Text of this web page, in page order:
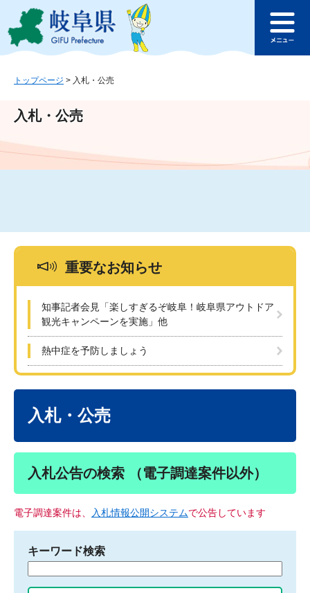
ジ
ュ
文
このページの本文へ
ュ
トップページ > 入札・公売
入札・公売
重要なお知らせ
知事記者会見「楽しすぎるぞ岐阜！岐阜県アウトドア
観光キャンペーンを実施」他
熱中症を予防しましょう
入札・公売
入札公告の検索 （電子調達案件以外）
電子調達案件は、 入札情報公開システムで公告しています
キーワード検索